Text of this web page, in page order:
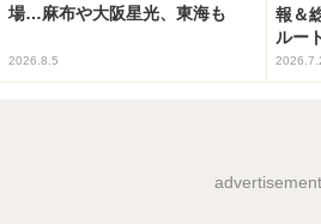
場…麻布や大阪星光、東海も
2026.8.5
報＆
ルー
advertisement